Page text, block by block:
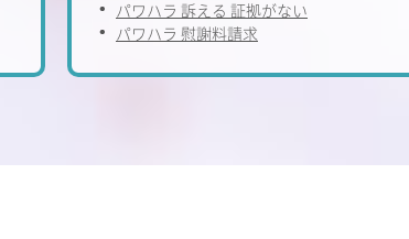
パワハラ 訴える 証拠がない
パワハラ 慰謝料請求